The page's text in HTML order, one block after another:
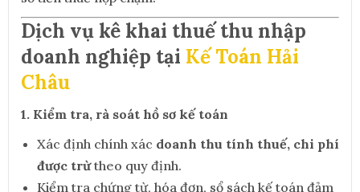
Dịch vụ kê khai thuế thu nhập
doanh nghiệp tại Kế Toán Hải
Châu
1. Kiểm tra, rà soát hồ sơ kế toán
Xác định chính xác doanh thu tính thuế, chi phí
được trừtheo quy định.
Kiểm tra chứng từ, hóa đơn, sổ sách kế toán đảm